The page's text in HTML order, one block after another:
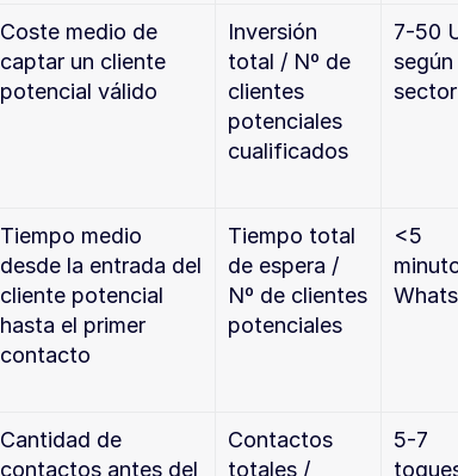
Coste medio de
captar un cliente
potencial válido
Inversión
total / Nº de
clientes
potenciales
cualificados
7-50
según
sector
Tiempo medio
desde la entrada del
cliente potencial
hasta el primer
contacto
Tiempo total
de espera /
Nº de clientes
potenciales
<5
Cantidad de
contactos antes del
Contactos
totales /
5-7